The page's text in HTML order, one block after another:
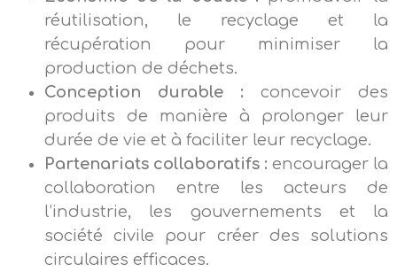
réutilisation, le recyclage et la
récupération pour minimiser la
production de déchets.
Conception durable : concevoir des
produits de manière à prolonger leur
durée de vie et à faciliter leur recyclage.
Partenariats collaboratifs : encourager la
collaboration entre les acteurs de
l’industrie, les gouvernements et la
société civile pour créer des solutions
circulaires efficaces.